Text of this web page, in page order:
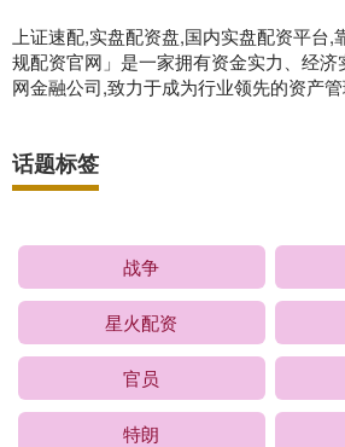
上证速配,实盘配资盘,国内实盘配资平台,
规配资官网」是一家拥有资金实力、经
网金融公司,致力于成为行业领先的资产管
话题标签
战争
星火配资
官员
特朗